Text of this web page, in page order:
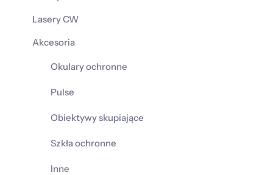
Lasery CW
Akcesoria
Okulary ochronne
Pulse
Obiektywy skupiające
Szkła ochronne
Inne